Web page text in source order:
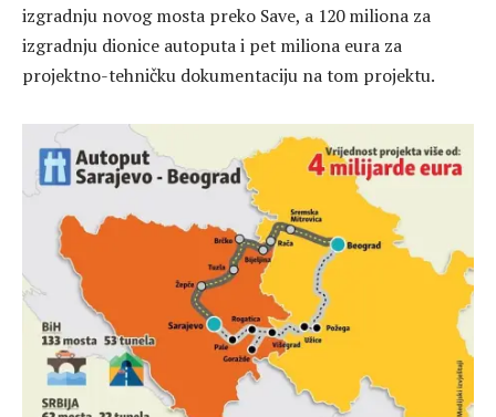
izgradnju novog mosta preko Save, a 120 miliona za
izgradnju dionice autoputa i pet miliona eura za
projektno-tehničku dokumentaciju na tom projektu.